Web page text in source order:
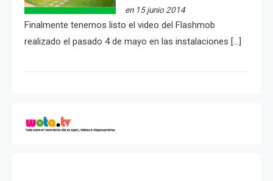
en 15 junio 2014
Finalmente tenemos listo el video del Flashmob
realizado el pasado 4 de mayo en las instalaciones […]